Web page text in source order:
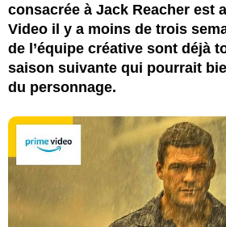
consacrée à Jack Reacher est
Video il y a moins de trois
de l’équipe créative sont déjà
saison suivante qui pourrait
du personnage.